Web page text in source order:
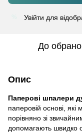
Увійти для
До
Опис
Паперові шпалери
паперовій основі, які
порівняно зі
допомагають швидко